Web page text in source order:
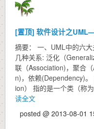
[置顶] 软件设计之
摘要： 一、UML中的六
几种关系: 泛化（
联（Association)，聚合
n)，依赖(Dependency)
ion） 指的是一个类（称
读全文
posted @ 2013-08-01